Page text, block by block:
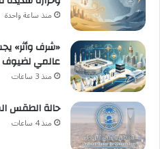
منذ ساعة واحدة
«شرف وأثر»
عالمي لضيوف
منذ 3 ساعات
حالة الطقس
منذ 4 ساعات